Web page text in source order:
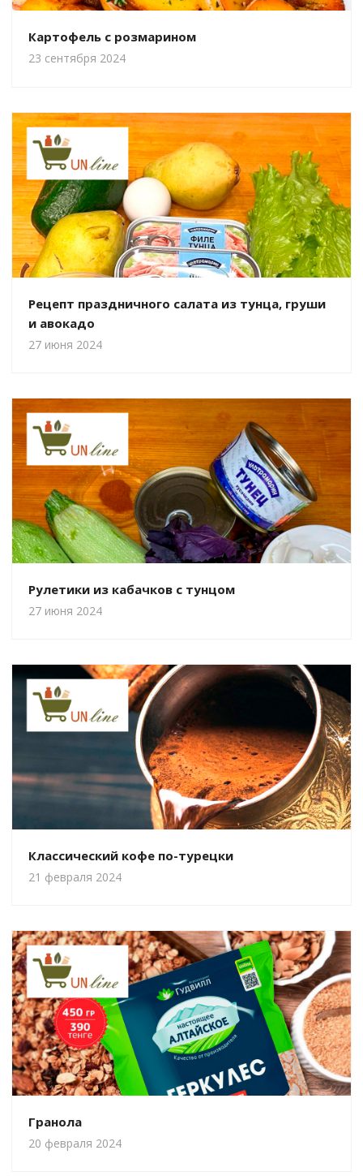
Картофель с розмарином
23 сентября 2024
Рецепт праздничного салата из тунца, груши
и авокадо
27 июня 2024
Рулетики из кабачков с тунцом
27 июня 2024
Классический кофе по-турецки
21 февраля 2024
Гранола
20 февраля 2024